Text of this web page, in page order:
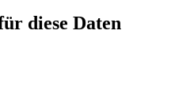
diese Daten